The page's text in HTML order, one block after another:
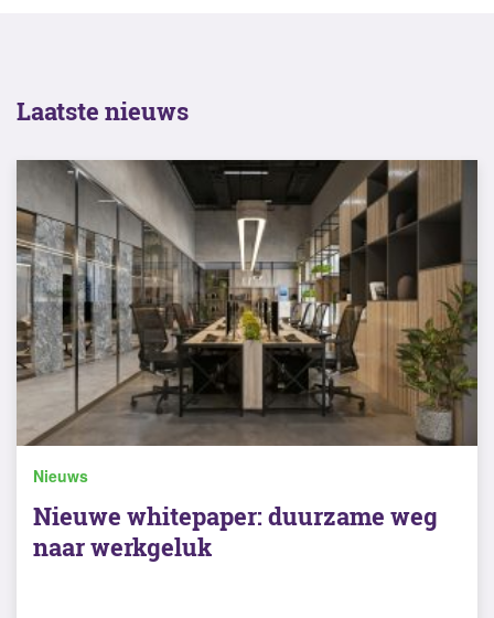
Laatste nieuws
Nieuws
Nieuwe whitepaper: duurzame weg
naar werkgeluk